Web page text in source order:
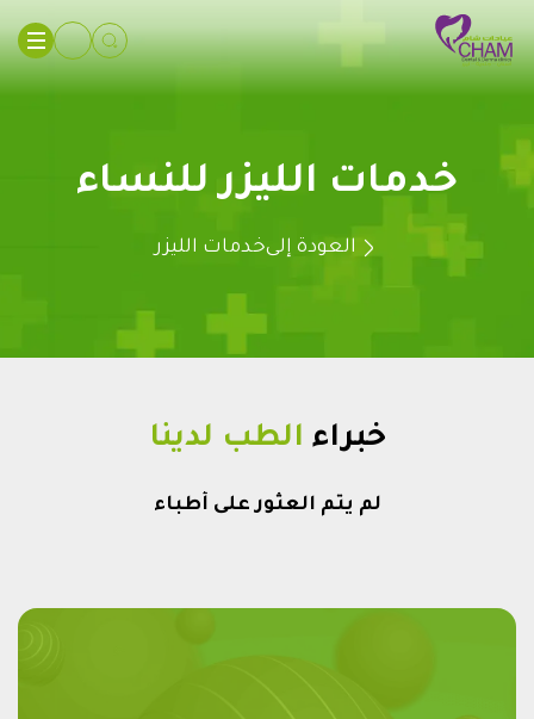
خدمات الليزر للنساء
العودة إلىخدمات الليزر
خبراء الطب لدينا
لم يتم العثور على أطباء